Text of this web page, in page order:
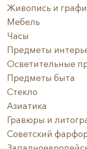
Живопись и
Мебель
Часы
Предметы
Осветительные
Предметы быта
Стекло
Азиатика
Гравюры и
Советский